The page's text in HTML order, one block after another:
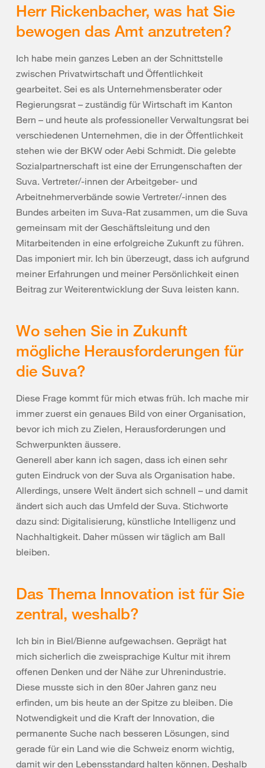
Herr Rickenbacher, was hat Sie
bewogen das Amt anzutreten?
Ich habe mein ganzes Leben an der Schnittstelle
zwischen Privatwirtschaft und Öffentlichkeit
gearbeitet. Sei es als Unternehmensberater oder
Regierungsrat – zuständig für Wirtschaft im Kanton
Bern – und heute als professioneller Verwaltungsrat bei
verschiedenen Unternehmen, die in der Öffentlichkeit
stehen wie der BKW oder Aebi Schmidt. Die gelebte
Sozialpartnerschaft ist eine der Errungenschaften der
Suva. Vertreter/-innen der Arbeitgeber- und
Arbeitnehmerverbände sowie Vertreter/-innen des
Bundes arbeiten im Suva-Rat zusammen, um die Suva
gemeinsam mit der Geschäftsleitung und den
Mitarbeitenden in eine erfolgreiche Zukunft zu führen.
Das imponiert mir. Ich bin überzeugt, dass ich aufgrund
meiner Erfahrungen und meiner Persönlichkeit einen
Beitrag zur Weiterentwicklung der Suva leisten kann.
Wo sehen Sie in Zukunft
mögliche Herausforderungen für
die Suva?
Diese Frage kommt für mich etwas früh. Ich mache mir
immer zuerst ein genaues Bild von einer Organisation,
bevor ich mich zu Zielen, Herausforderungen und
Schwerpunkten äussere.
Generell aber kann ich sagen, dass ich einen sehr
guten Eindruck von der Suva als Organisation habe.
Allerdings, unsere Welt ändert sich schnell – und damit
ändert sich auch das Umfeld der Suva. Stichworte
dazu sind: Digitalisierung, künstliche Intelligenz und
Nachhaltigkeit. Daher müssen wir täglich am Ball
bleiben.
Das Thema Innovation ist für Sie
zentral, weshalb?
Ich bin in Biel/Bienne aufgewachsen. Geprägt hat
mich sicherlich die zweisprachige Kultur mit ihrem
offenen Denken und der Nähe zur Uhrenindustrie.
Diese musste sich in den 80er Jahren ganz neu
erfinden, um bis heute an der Spitze zu bleiben. Die
Notwendigkeit und die Kraft der Innovation, die
permanente Suche nach besseren Lösungen, sind
gerade für ein Land wie die Schweiz enorm wichtig,
damit wir den Lebensstandard halten können. Deshalb